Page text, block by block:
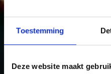
Toestemming
Deze website maakt